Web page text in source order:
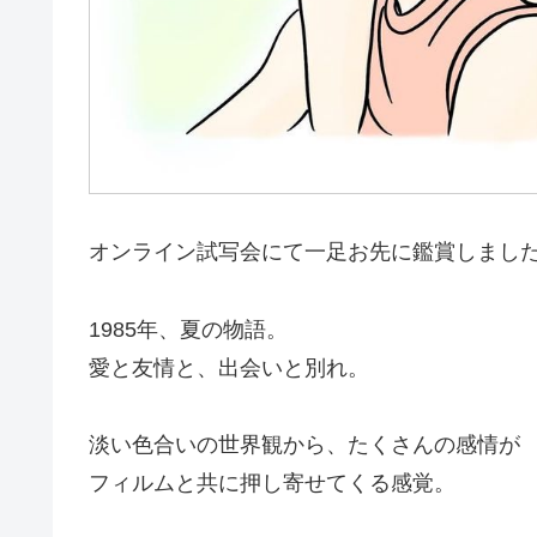
オンライン試写会にて一足お先に鑑賞しまし
1985年、夏の物語。
愛と友情と、出会いと別れ。
淡い色合いの世界観から、たくさんの感情が
フィルムと共に押し寄せてくる感覚。